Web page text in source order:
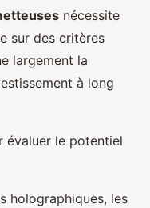
nécessite
sur des critères
largement la
à long
évaluer le potentiel
holographiques, les